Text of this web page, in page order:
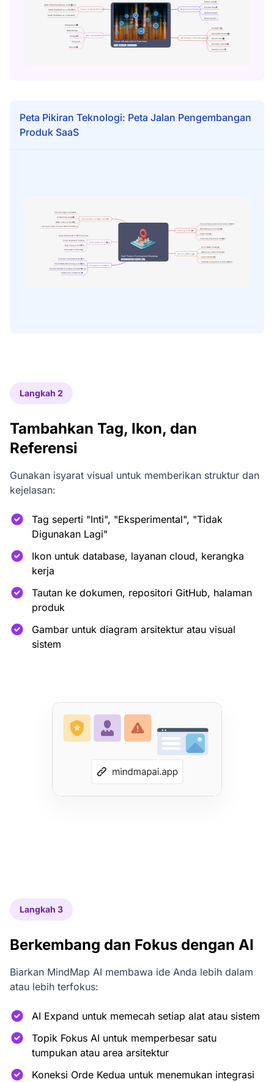
Peta Pikiran Teknologi: Peta Jalan Pengembangan
Produk SaaS
Langkah 2
Tambahkan Tag, Ikon, dan
Referensi
Gunakan isyarat visual untuk memberikan struktur dan
kejelasan:
Tag seperti "Inti", "Eksperimental", "Tidak
Digunakan Lagi"
Ikon untuk database, layanan cloud, kerangka
kerja
Tautan ke dokumen, repositori GitHub, halaman
produk
Gambar untuk diagram arsitektur atau visual
sistem
Langkah 3
Berkembang dan Fokus dengan AI
Biarkan MindMap AI membawa ide Anda lebih dalam
atau lebih terfokus:
AI Expand untuk memecah setiap alat atau sistem
Topik Fokus AI untuk memperbesar satu
tumpukan atau area arsitektur
Koneksi Orde Kedua untuk menemukan integrasi